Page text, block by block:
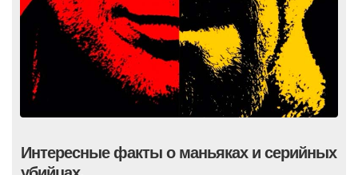
Интересные факты о маньяках и серийных